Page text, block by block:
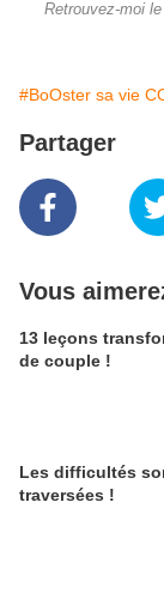
Retrouvez-moi
#BoOster sa vie
Partager
Vous
13 leçons
de couple !
Les difficultés
traversées !